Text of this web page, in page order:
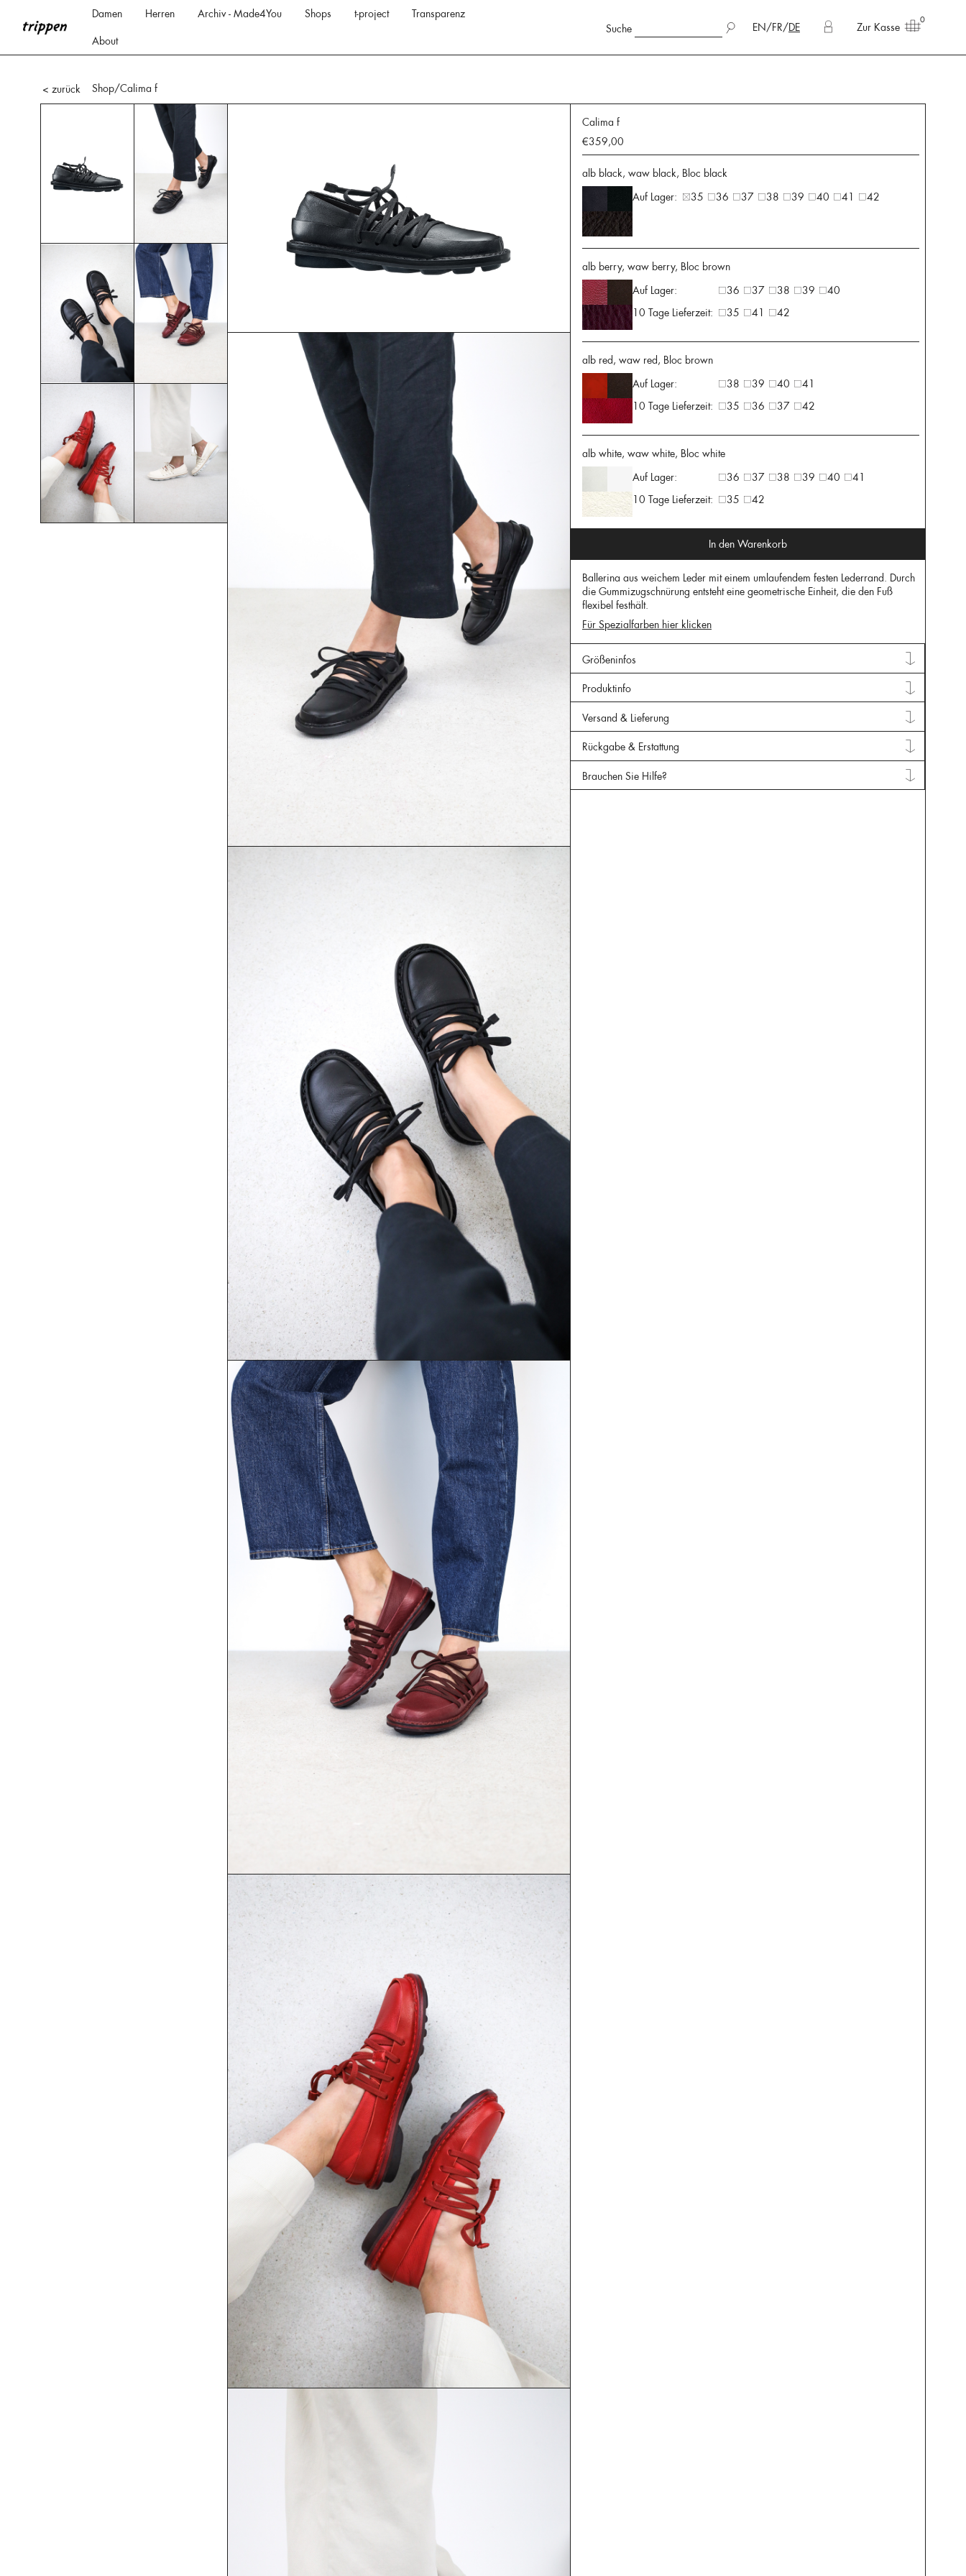
Damen Herren Archiv - Made4You Shops t-project Transparenz
About
Suche EN/FR/DE Zur Kasse
0
< zurück Shop/Calima f
Calima f
€359,00
alb black, waw black, Bloc black
Auf Lager:
35 36 37 38 39 40 41 42
alb berry, waw berry, Bloc brown
Auf Lager:
36 37 38 39
40
10 Tage Lieferzeit:
35 41 42
alb red, waw red, Bloc brown
Auf Lager:
38 39 40
41
10 Tage Lieferzeit:
35 36 37 42
alb white, waw white, Bloc white
Auf Lager:
36 37 38 39 40
41
10 Tage Lieferzeit:
35 42
In den Warenkorb
Ballerina aus weichem Leder mit einem umlaufendem festen Lederrand. Durch
die Gummizugschnürung entsteht eine geometrische Einheit, die den Fuß
flexibel festhält.
Für Spezialfarben hier klicken
Größeninfos
Produktinfo
Versand & Lieferung
Rückgabe & Erstattung
Brauchen Sie Hilfe?